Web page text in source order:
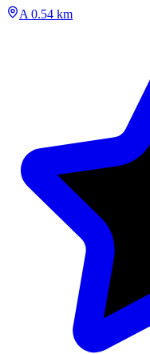
A 0.54 km